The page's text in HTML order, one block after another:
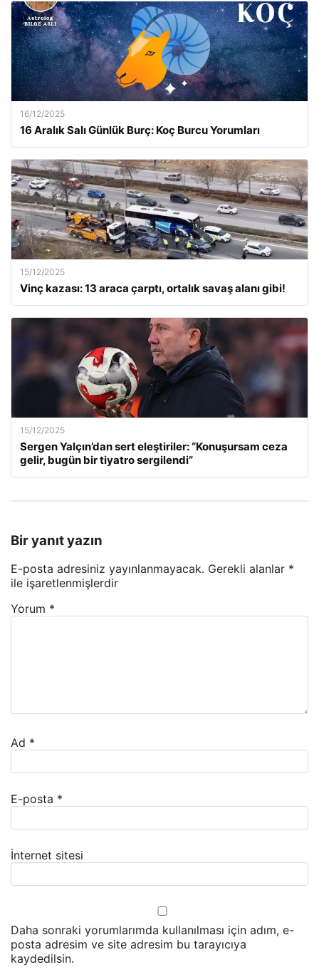
16/12/2025
16 Aralık Salı Günlük Burç: Koç Burcu Yorumları
15/12/2025
Vinç kazası: 13 araca çarptı, ortalık savaş alanı gibi!
15/12/2025
Sergen Yalçın’dan sert eleştiriler: “Konuşursam ceza
gelir, bugün bir tiyatro sergilendi”
Bir yanıt yazın
E-posta adresiniz yayınlanmayacak. Gerekli alanlar *
ile işaretlenmişlerdir
Yorum *
Ad *
E-posta *
İnternet sitesi
Daha sonraki yorumlarımda kullanılması için adım, e-
posta adresim ve site adresim bu tarayıcıya
kaydedilsin.